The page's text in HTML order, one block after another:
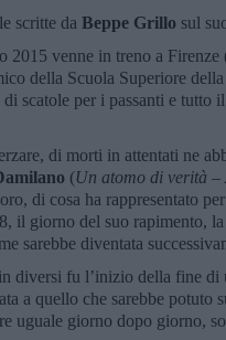
scritte da Beppe Grillo sul
2015 venne in treno a
della Scuola Superiore
scatole per i passanti e tutto
di morti in attentati ne
(Un atomo di verità
di cosa ha rappresentato
il giorno del suo rapimento,
sarebbe diventata
diversi fu l’inizio della fine di
a quello che sarebbe potuto
uguale giorno dopo giorno,